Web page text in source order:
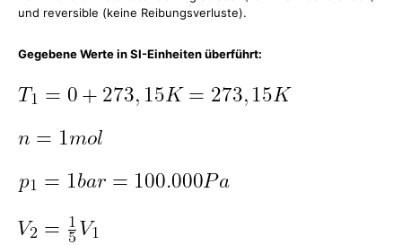
und reversible (keine Reibungsverluste).
Gegebene Werte in SI-Einheiten überführt: